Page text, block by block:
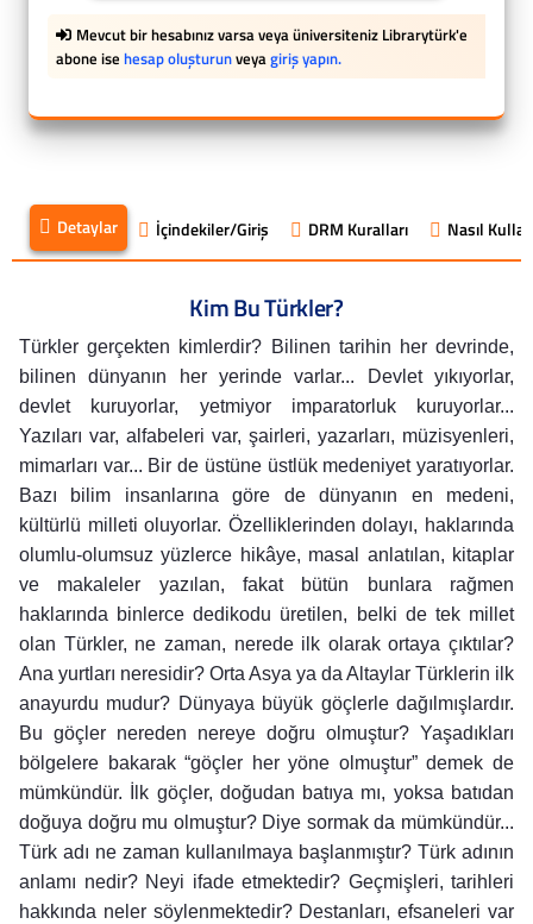
Mevcut bir hesabınız varsa veya üniversiteniz Librarytürk'e
abone ise hesap oluşturunveyagiriş yapın.
Detaylar İçindekiler/Giriş DRM Kuralları Nasıl
Kim Bu Türkler?
Türkler gerçekten kimlerdir? Bilinen tarihin her devrinde,
bilinen dünyanın her yerinde varlar... Devlet yıkıyorlar,
devlet kuruyorlar, yetmiyor imparatorluk kuruyorlar...
Yazıları var, alfabeleri var, şairleri, yazarları, müzisyenleri,
mimarları var... Bir de üstüne üstlük medeniyet yaratıyorlar.
Bazı bilim insanlarına göre de dünyanın en medeni,
kültürlü milleti oluyorlar. Özelliklerinden dolayı, haklarında
olumlu-olumsuz yüzlerce hikâye, masal anlatılan, kitaplar
ve makaleler yazılan, fakat bütün bunlara rağmen
haklarında binlerce dedikodu üretilen, belki de tek millet
olan Türkler, ne zaman, nerede ilk olarak ortaya çıktılar?
Ana yurtları neresidir? Orta Asya ya da Altaylar Türklerin ilk
anayurdu mudur? Dünyaya büyük göçlerle dağılmışlardır.
Bu göçler nereden nereye doğru olmuştur? Yaşadıkları
bölgelere bakarak “göçler her yöne olmuştur” demek de
mümkündür. İlk göçler, doğudan batıya mı, yoksa batıdan
doğuya doğru mu olmuştur? Diye sormak da mümkündür...
Türk adı ne zaman kullanılmaya başlanmıştır? Türk adının
anlamı nedir? Neyi ifade etmektedir? Geçmişleri, tarihleri
hakkında neler söylenmektedir? Destanları, efsaneleri var